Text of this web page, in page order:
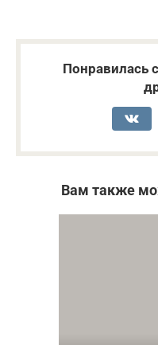
Понравилась
Вам также